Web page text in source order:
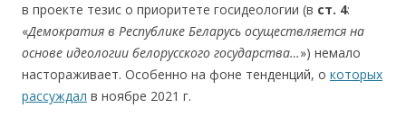
в проекте тезис о приоритете госидеологии (в ст. 4:
«Демократия в Республике Беларусь осуществляется на
основе идеологии белорусского государства…») немало
настораживает. Особенно на фоне тенденций, о которых
рассуждал в ноябре 2021 г.